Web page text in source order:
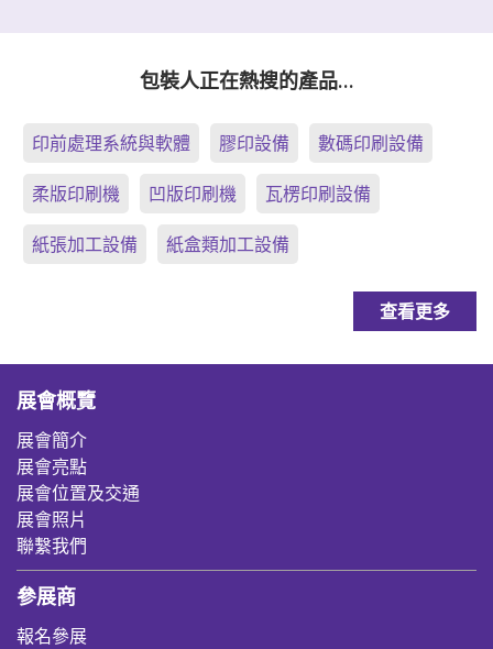
包裝人正在熱搜的產品…
印前處理系統與軟體 膠印設備 數碼印刷設備
柔版印刷機 凹版印刷機 瓦楞印刷設備
紙張加工設備 紙盒類加工設備
查看更多
展會概覽
展會簡介
展會亮點
展會位置及交通
展會照片
聯繫我們
參展商
報名參展